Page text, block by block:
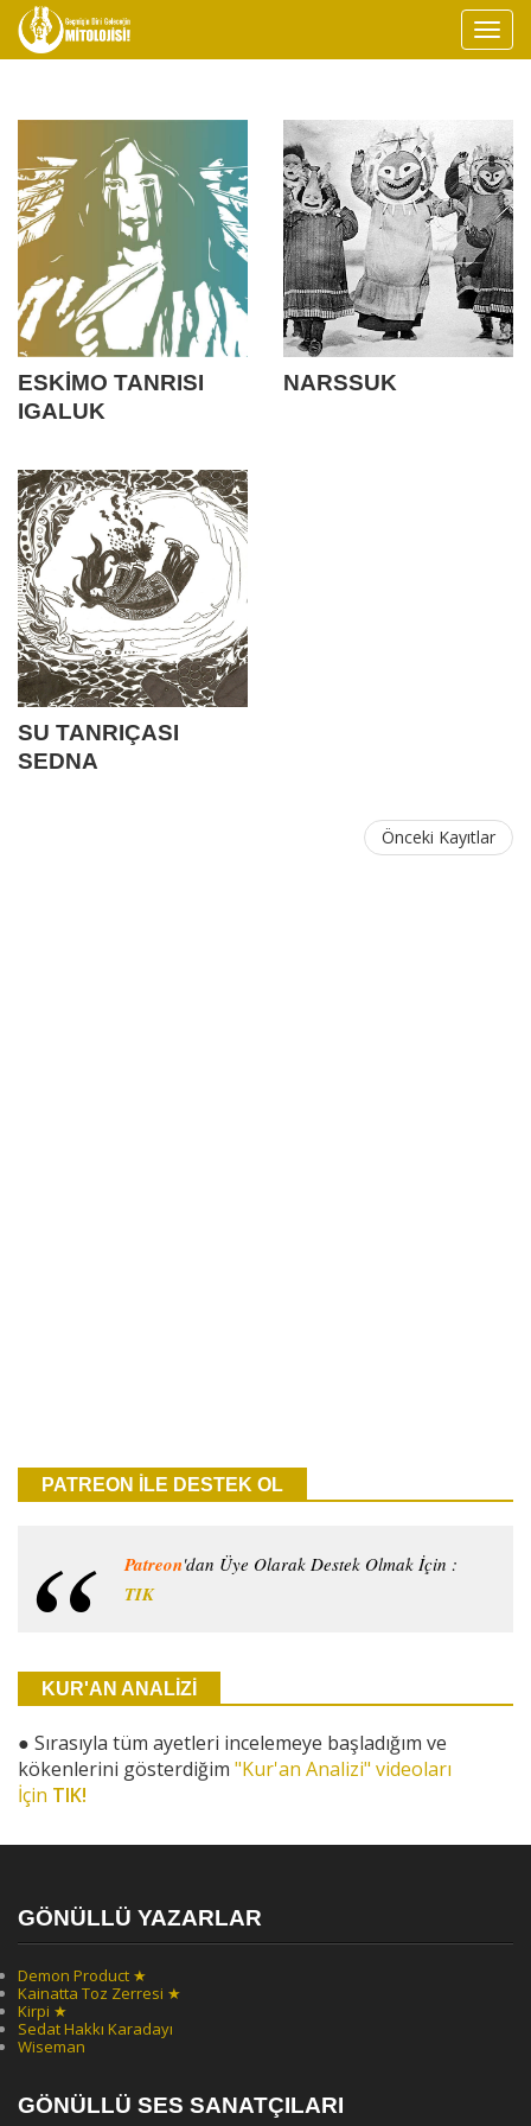
ESKİMO TANRISI
IGALUK
NARSSUK
SU TANRIÇASI
SEDNA
Önceki Kayıtlar
PATREON İLE DESTEK OL
Patreon'dan Üye Olarak Destek Olmak İçin :
TIK
KUR'AN ANALİZİ
● Sırasıyla tüm ayetleri incelemeye başladığım ve
kökenlerini gösterdiğim "Kur'an Analizi" videoları
İçin TIK!
GÖNÜLLÜ YAZARLAR
Demon Product ★
Kainatta Toz Zerresi ★
Kirpi ★
Sedat Hakkı Karadayı
Wiseman
GÖNÜLLÜ SES SANATÇILARI